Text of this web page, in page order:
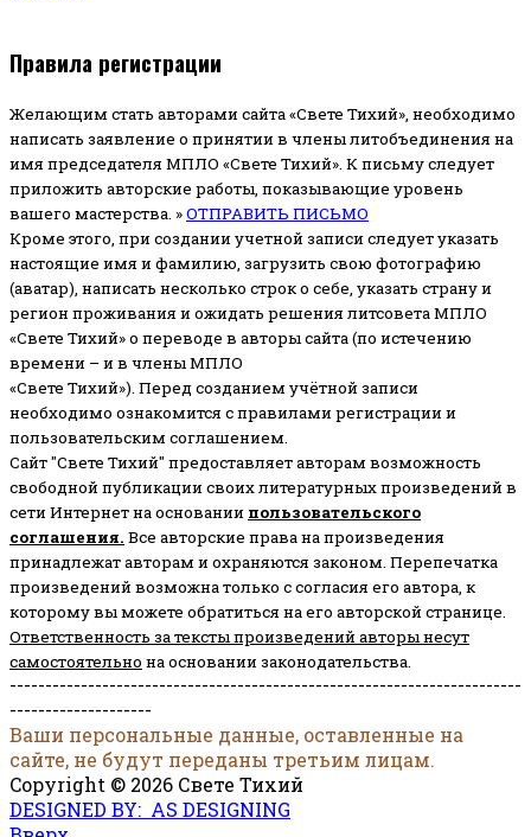
Правила регистрации
Желающим стать авторами сайта «Свете Тихий», необходимо
написать заявление о принятии в члены литобъединения на
имя председателя МПЛО «Свете Тихий». К письму следует
приложить авторские работы, показывающие уровень
вашего мастерства. »ОТПРАВИТЬ ПИСЬМО
Кроме этого, при создании учетной записи следует указать
настоящие имя и фамилию, загрузить свою фотографию
(аватар), написать несколько строк о себе, указать страну и
регион проживания и ожидать решения литсовета МПЛО
«Свете Тихий» о переводе в авторы сайта (по истечению
времени – и в члены МПЛО
«Свете Тихий»). Перед созданием учётной записи
необходимо ознакомится с правилами регистрации и
пользовательским соглашением.
Сайт "Свете Тихий" предоставляет авторам возможность
свободной публикации своих литературных произведений в
сети Интернет на основании пользовательского
соглашения. Все авторские права на произведения
принадлежат авторам и охраняются законом. Перепечатка
произведений возможна только с согласия его автора, к
которому вы можете обратиться на его авторской странице.
Ответственность за тексты произведений авторы несут
самостоятельно на основании законодательства.
------------------------------------------------------------------------
--------------------
Ваши персональные данные, оставленные на
сайте, не будут переданы третьим лицам.
Copyright © 2026 Свете Тихий
DESIGNED BY: AS DESIGNING